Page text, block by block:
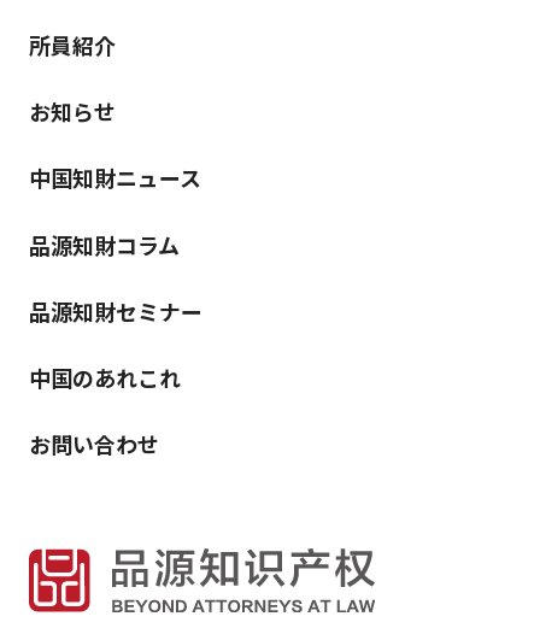
所員紹介
お知らせ
中国知財ニュース
品源知財コラム
品源知財セミナー
中国のあれこれ
お問い合わせ